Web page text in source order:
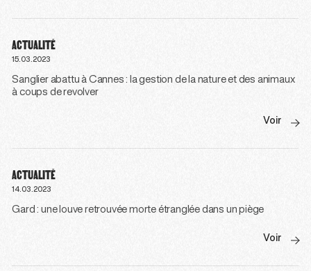
ACTUALITÉ
15.03.2023
Sanglier abattu à Cannes : la gestion de la nature et des animaux
à coups de revolver
Voir
ACTUALITÉ
14.03.2023
Gard : une louve retrouvée morte étranglée dans un piège
Voir